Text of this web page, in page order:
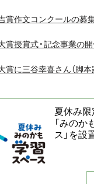
賞作文コンクールの募
賞授賞式・記念事業の
賞に三谷幸喜さん（脚本
夏休み限
「みのか
ス」を設